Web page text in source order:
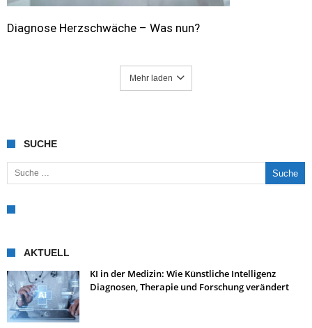
Diagnose Herzschwäche – Was nun?
Mehr laden
SUCHE
Suche nach:
AKTUELL
KI in der Medizin: Wie Künstliche Intelligenz
Diagnosen, Therapie und Forschung verändert